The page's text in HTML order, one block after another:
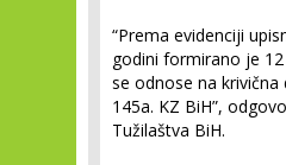
“Prema evidenciji
godini formirano je
se odnose na krivična
145a. KZ BiH”,
Tužilaštva BiH.